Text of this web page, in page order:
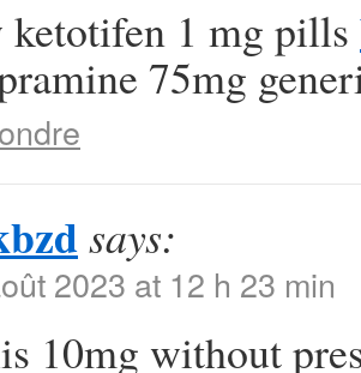
ketotifen 1 mg pills
75mg
says:
2023 at 12 h 23 min
10mg without